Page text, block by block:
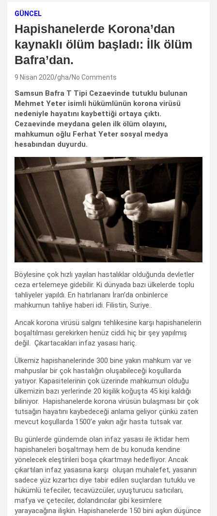
GÜNCEL
Hapishanelerde Korona’dan
kaynaklı ölüm başladı: İlk ölüm
Bafra’dan.
9 Nisan 2020 gha No Comments
Samsun Bafra T Tipi Cezaevinde tutuklu bulunan
Mehmet Yeter isimli hükümlünün korona virüsü
nedeniyle hayatını kaybettiği ortaya çıktı.
Cezaevinde meydana gelen ilk ölüm olayını,
mahkumun oğlu Ferhat Yeter sosyal medya
hesabından duyurdu.
Böylesine çok hızlı yayılan hastalıklar olduğunda devletler
ceza ertelemeye gidebilir. Ki dünyada bazı ülkelerde toplu
tahliyeler yapıldı. En hatırlananı İran’da onbinlerce
mahkumun tahliye haberi idi. Filistin, Suriye..
Ancak korona virüsü salgını tehlikesine karşı hapishanelerin
boşaltılması gerekirken henüz ciddi hiç bir şey yapılmış
değil. Çıkartacakları infaz yasası hariç.
Ülkemiz hapishanelerinde 300 bine yakın mahkum var ve
mahpuslar bir çok hastalığın oluşabileceği koşullarda
yatıyor. Kapasitelerinin çok üzerinde mahkumun olduğu
ülkemizin bazı yerlerinde 20 kişilik koğuşta 45 kişi kaldığı
biliniyor. Hapishanelerde korona virüsün bulaşması bir çok
tutsağın hayatını kaybedeceği anlama geliyor çünkü zaten
mevcut koşullarda 1500’e yakın ağır hasta tutsak var.
Bu günlerde gündemde olan infaz yasası ile iktidar hem
hapishaneleri boşaltmayı hem de bu konuda kendine
yönelecek eleştirileri boşa çıkartmayı hedefliyor. Ancak
çıkartılan infaz yasasına karşı oluşan muhalefet, yasanın
sadece yüz kızartıcı diye tabir edilen suçlardan tutuklu ve
hükümlü tefeciler, tecavüzcüler, uyuşturucu satıcıları,
mafya ve çeteciler, dolandırıcılar gibi kesimlere
yarayacağına ilişkin. Hapishanelerde 150 bini aşkın düşünce